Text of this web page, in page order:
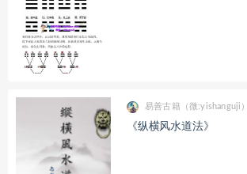
易善古籍（微:yishanguji）
《纵横风水道法》